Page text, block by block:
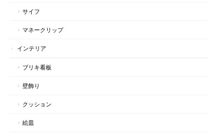
サイフ
マネークリップ
インテリア
ブリキ看板
壁飾り
クッション
絵皿